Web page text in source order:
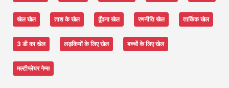
खेल खेल ताश के खेल ढूँढना खेल रणनीति खेल तार्किक खेल
3 डी का खेल लड़कियों के लिए खेल बच्चों के लिए खेल
मल्टीप्लेयर गेम्स